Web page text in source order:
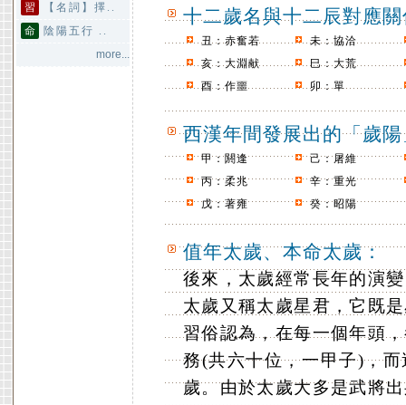
習
【名詞】擇..
命
陰陽五行 ..
more...
十二歲名與十二辰對應
丑：赤奮若
未：協洽
亥：大淵献
巳：大荒
酉：作噩
卯：單
西漢年間發展出的「歲
甲：閼逢
己：屠維
丙：柔兆
辛：重光
戊：著雍
癸：昭陽
值年太歲、本命太歲：
後來，太歲經常長年的演
太歲又稱太歲星君，它既
習俗認為，在每一個年頭
務(共六十位，一甲子)，
歲。由於太歲大多是武將